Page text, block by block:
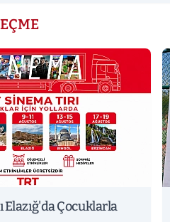
Elazığ'da Çocuklarla